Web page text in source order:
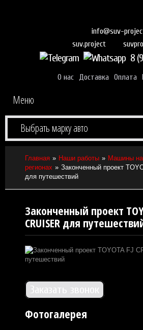
info@suv-
suv.project
8
О нас Доставка Оплата
Меню
Выбрать марку авто
Главная Наши работы
Машины
регионах
Законченный проект
для путешествий
Законченный проект
CRUISER для
Заказать звонок
Фотогалерея